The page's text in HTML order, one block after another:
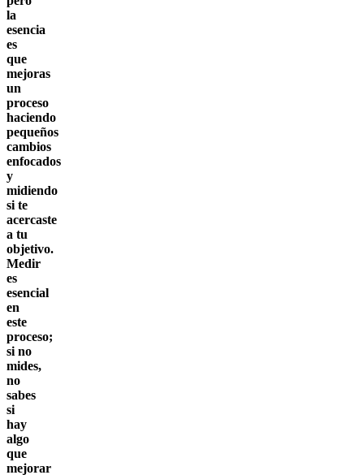
la
esencia
es
que
mejoras
un
proceso
haciendo
pequeños
cambios
enfocados
y
midiendo
si te
acercaste
a tu
objetivo.
Medir
es
esencial
en
este
proceso;
si no
mides,
no
sabes
si
hay
algo
que
mejorar